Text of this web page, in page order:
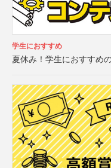
学生におすすめ
夏休み！学生におすすめ